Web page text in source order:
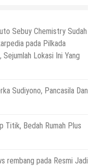
Sebuy Chemistry Sudah
pada Pilkada
Lokasi Ini Yang
Sudiyono, Pancasila Dan
Titik, Bedah Rumah Plus
rembang pada Resmi Jadi